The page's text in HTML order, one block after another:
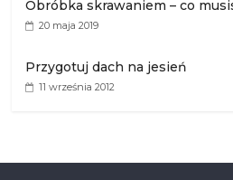
Obróbka skrawaniem – co
20 maja 2019
Przygotuj dach na jesień
11 września 2012